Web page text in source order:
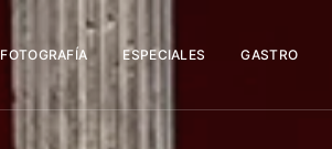
FOTOGRAFÍA ESPECIALES GASTRO